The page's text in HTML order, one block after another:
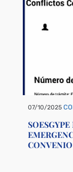
07/10/2025